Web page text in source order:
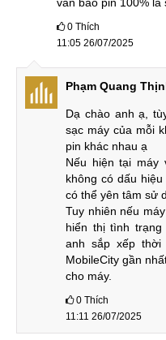
bởi sự quan trọng đó,
những loại Pin iPhone
Linh kiện Zin 100%
nguyên bản, tuyệt đối
Linh kiện Chính
100% Pin iPhone 15
cho hiệu suất và độ
Nguồn gốc rõ ràng
gốc rõ ràng, tất cả đều
ràng và trải qua quá
Giá rẻ nhất thị trường
MobileCity Care luôn
0 Thích
11:05 26/07/2025
Phạm Quang
Dạ chào anh ạ,
sạc máy của mỗi
pin khác nhau ạ
Nếu hiện tại máy
không có dấu
có thể yên tâm sử
Tuy nhiên nếu
hiển thị tình
anh sắp xếp thời
MobileCity gần
cho máy.
0 Thích
11:11 26/07/2025